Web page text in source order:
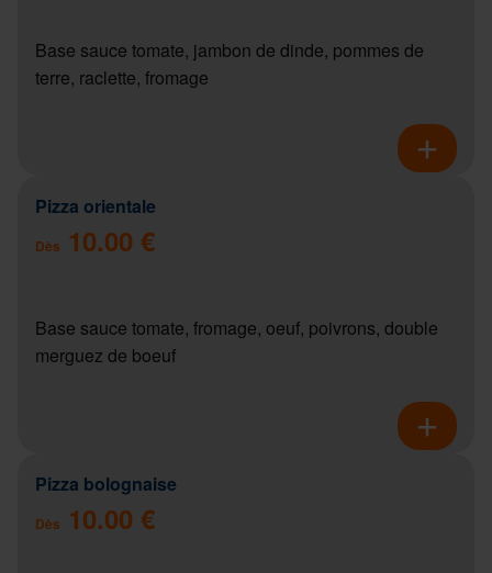
Base sauce tomate, jambon de dinde, pommes de
terre, raclette, fromage
Pizza orientale
Dès 10.00 €
Base sauce tomate, fromage, oeuf, poivrons, double
merguez de boeuf
Pizza bolognaise
Dès 10.00 €